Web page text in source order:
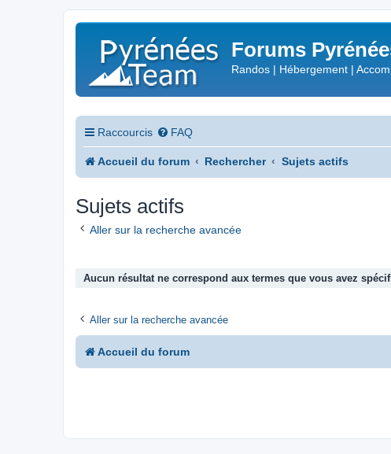
Forums
Randos | Hébergement |
Raccourcis FAQ
Accueil du forum Rechercher Sujets actifs
Sujets actifs
Aller sur la recherche avancée
Aucun résultat ne correspond aux termes que vous avez
Aller sur la recherche avancée
Accueil du forum